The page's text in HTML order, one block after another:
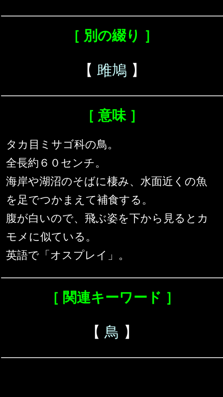
［ 別の綴り ］
【 雎鳩 】
［ 意味 ］
タカ目ミサゴ科の鳥。
全長約６０センチ。
海岸や湖沼のそばに棲み、水面近くの魚
を足でつかまえて補食する。
腹が白いので、飛ぶ姿を下から見るとカ
モメに似ている。
英語で「オスプレイ」。
［ 関連キーワード ］
【 鳥 】